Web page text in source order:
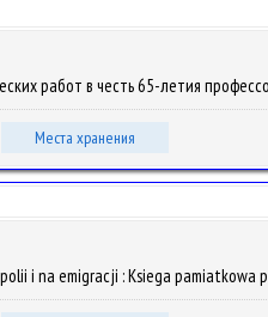
работ в честь 65-летия
Места хранения
i na emigracji : Ksiega pamiatkowa